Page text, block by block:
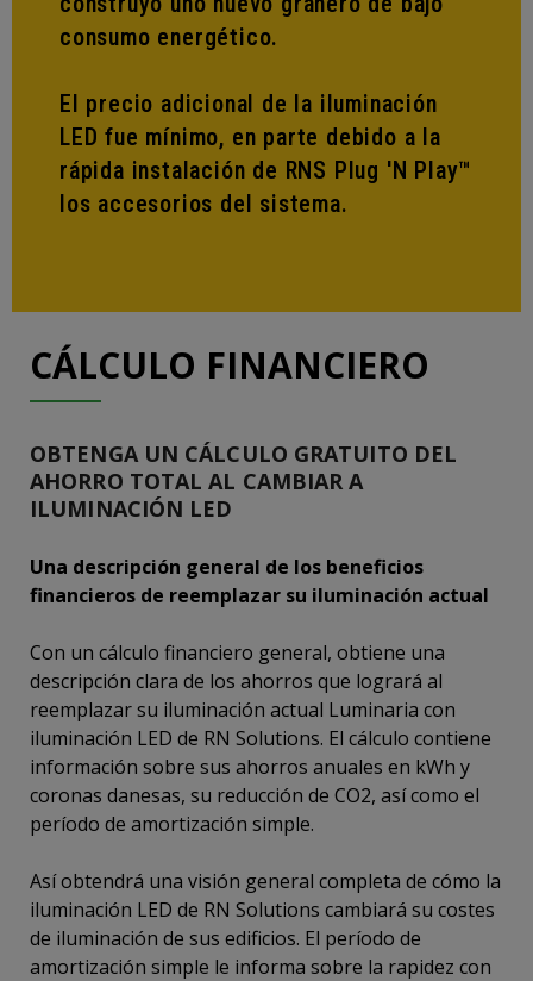
consumo energético.
El precio adicional de la iluminación
LED fue mínimo, en parte debido a la
rápida instalación de RNS Plug 'N Play™
los accesorios del sistema.
CÁLCULO FINANCIERO
OBTENGA UN CÁLCULO GRATUITO DEL
AHORRO TOTAL AL CAMBIAR A
ILUMINACIÓN LED
Una descripción general de los beneficios
financieros de reemplazar su iluminación actual
Con un cálculo financiero general, obtiene una
descripción clara de los ahorros que logrará al
reemplazar su iluminación actual Luminaria con
iluminación LED de RN Solutions. El cálculo contiene
información sobre sus ahorros anuales en kWh y
coronas danesas, su reducción de CO2, así como el
período de amortización simple.
Así obtendrá una visión general completa de cómo la
iluminación LED de RN Solutions cambiará su costes
de iluminación de sus edificios. El período de
amortización simple le informa sobre la rapidez con